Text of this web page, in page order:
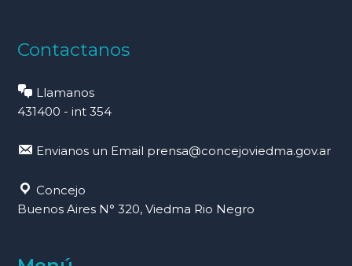
Contactanos
Llamanos
431400 - int 354
Envianos un Email prensa@concejoviedma.gov.ar
Concejo
Buenos Aires N° 320, Viedma Rio Negro